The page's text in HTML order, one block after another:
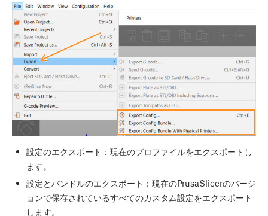
設定のエクスポート：現在のプロファイルをエクスポートし
ます。
設定とバンドルのエクスポート：現在のPrusaSlicerのバージ
ョンで保存されているすべてのカスタム設定をエクスポート
します。